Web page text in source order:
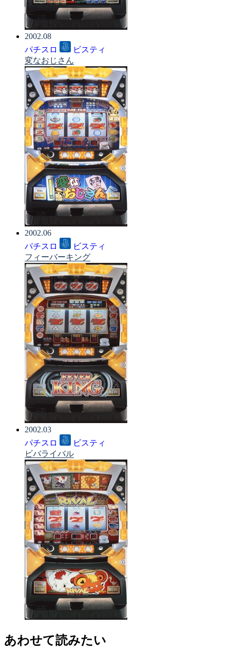
2002.08
パチスロ
ビスティ
変なおじさん
2002.06
パチスロ
ビスティ
フィーバーキング
2002.03
パチスロ
ビスティ
ビバライバル
あわせて読みたい